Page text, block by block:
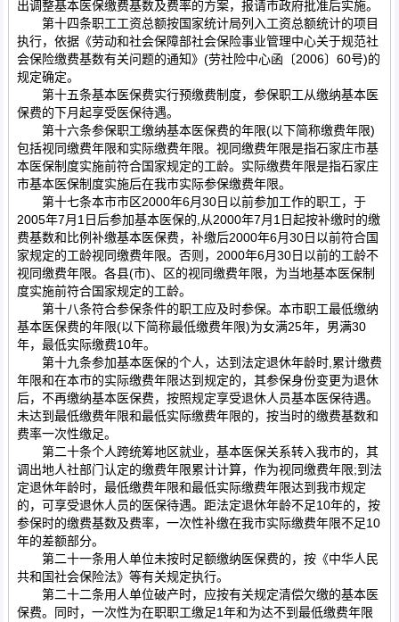
出调整基本医保缴费基数及费率的方案，报请市政府批准后实施。
第十四条职工工资总额按国家统计局列入工资总额统计的项目
执行，依据《劳动和社会保障部社会保险事业管理中心关于规范社
会保险缴费基数有关问题的通知》(劳社险中心函〔2006〕60号)的
规定确定。
第十五条基本医保费实行预缴费制度，参保职工从缴纳基本医
保费的下月起享受医保待遇。
第十六条参保职工缴纳基本医保费的年限(以下简称缴费年限)
包括视同缴费年限和实际缴费年限。视同缴费年限是指石家庄市基
本医保制度实施前符合国家规定的工龄。实际缴费年限是指石家庄
市基本医保制度实施后在我市实际参保缴费年限。
第十七条本市市区2000年6月30日以前参加工作的职工，于
2005年7月1日后参加基本医保的,从2000年7月1日起按补缴时的缴
费基数和比例补缴基本医保费，补缴后2000年6月30日以前符合国
家规定的工龄视同缴费年限。否则，2000年6月30日以前的工龄不
视同缴费年限。各县(市)、区的视同缴费年限，为当地基本医保制
度实施前符合国家规定的工龄。
第十八条符合参保条件的职工应及时参保。本市职工最低缴纳
基本医保费的年限(以下简称最低缴费年限)为女满25年，男满30
年，最低实际缴费10年。
第十九条参加基本医保的个人，达到法定退休年龄时,累计缴费
年限和在本市的实际缴费年限达到规定的，其参保身份变更为退休
后，不再缴纳基本医保费，按照规定享受退休人员基本医保待遇。
未达到最低缴费年限和最低实际缴费年限的，按当时的缴费基数和
费率一次性缴足。
第二十条个人跨统筹地区就业，基本医保关系转入我市的，其
调出地人社部门认定的缴费年限累计计算，作为视同缴费年限;到法
定退休年龄时，最低缴费年限和最低实际缴费年限达到我市规定
的，可享受退休人员的医保待遇。距法定退休年龄不足10年的，按
参保时的缴费基数及费率，一次性补缴在我市实际缴费年限不足10
年的差额部分。
第二十一条用人单位未按时足额缴纳医保费的，按《中华人民
共和国社会保险法》等有关规定执行。
第二十二条用人单位破产时，应按有关规定清偿欠缴的基本医
保费。同时，一次性为在职职工缴足1年和为达不到最低缴费年限